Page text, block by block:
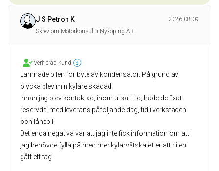
J S Petron K
2026-08-09
Skrev om Motorkonsult i Nyköping AB
Verifierad kund
Lämnade bilen för byte av kondensator. På grund av
olycka blev min kylare skadad.
Innan jag blev kontaktad, inom utsatt tid, hade de fixat
reservdel med leverans påföljande dag, tid i verkstaden
och lånebil.
Det enda negativa var att jag inte fick information om att
jag behövde fylla på med mer kylarvätska efter att bilen
gått ett tag.